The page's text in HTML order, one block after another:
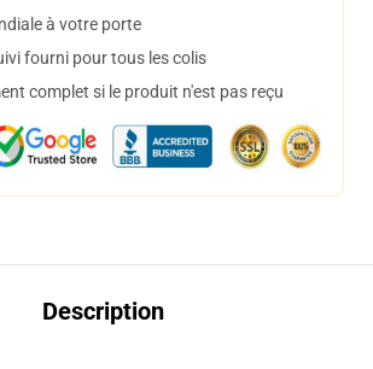
à votre porte
fourni pour tous les colis
complet si le produit n'est pas reçu
Description